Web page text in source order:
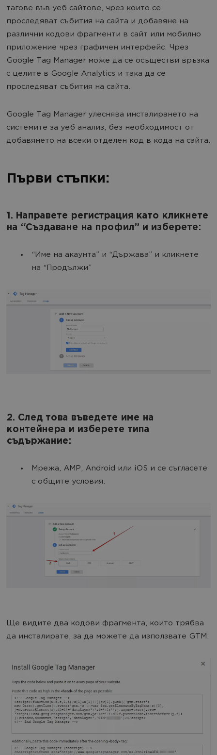
тагове във уеб сайтове, чрез които се
проследяват събития на сайта и добавяне на
различни кодови фрагменти в сайт или мобилно
приложение чрез графичен интерфейс. Чрез
Google Tag Manager може да се осъществи връзка
с целите в Google Analytics и така да се
проследяват събития на сайта.
Google Tag Manager улеснява инсталирането на
системите за уеб анализ, без необходимост от
добавянето на всеки отделен код в кода на сайта.
Първи стъпки:
1. Направете регистрация като кликнете
на “Създаване на профил” и изберете:
“Име на акаунта” и “Държава” и кликнете
на “Продължи”
2. След това въведете име на
контейнера и изберете типа
съдържание:
Мрежа, AMP, Android или iOS и се съгласете
с общите условия.
Ще видите два кодови фрагмента, които трябва
да инсталирате, за да можете да използвате GTM: